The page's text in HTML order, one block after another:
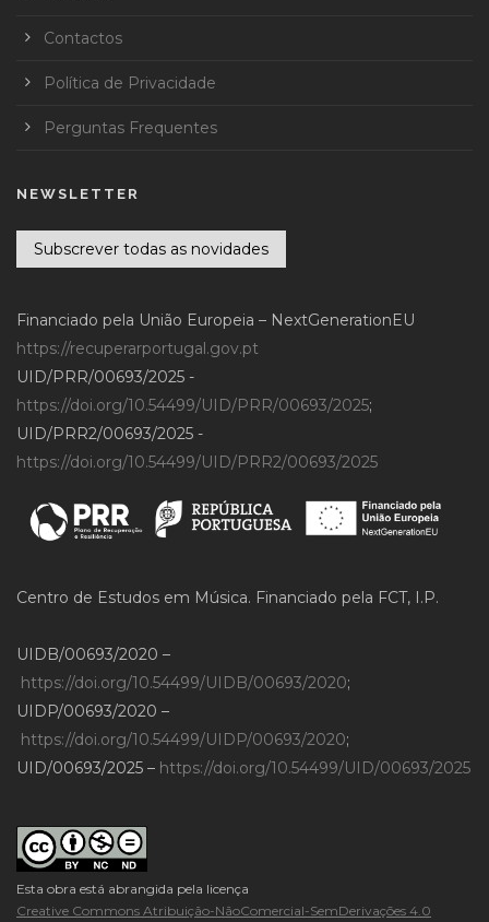
Contactos
Política de Privacidade
Perguntas Frequentes
NEWSLETTER
Subscrever todas as novidades
Financiado pela União Europeia – NextGenerationEU
https://recuperarportugal.gov.pt
UID/PRR/00693/2025 -
https://doi.org/10.54499/UID/PRR/00693/2025;
UID/PRR2/00693/2025 -
https://doi.org/10.54499/UID/PRR2/00693/2025
Centro de Estudos em Música. Financiado pela FCT, I.P.
UIDB/00693/2020 –
https://doi.org/10.54499/UIDB/00693/2020;
UIDP/00693/2020 –
https://doi.org/10.54499/UIDP/00693/2020;
UID/00693/2025 – https://doi.org/10.54499/UID/00693/2025
Esta obra está abrangida pela licença
Creative Commons Atribuição-NãoComercial-SemDerivações 4.0